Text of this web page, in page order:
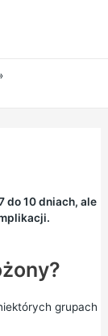
do 10 dniach, ale
grupach